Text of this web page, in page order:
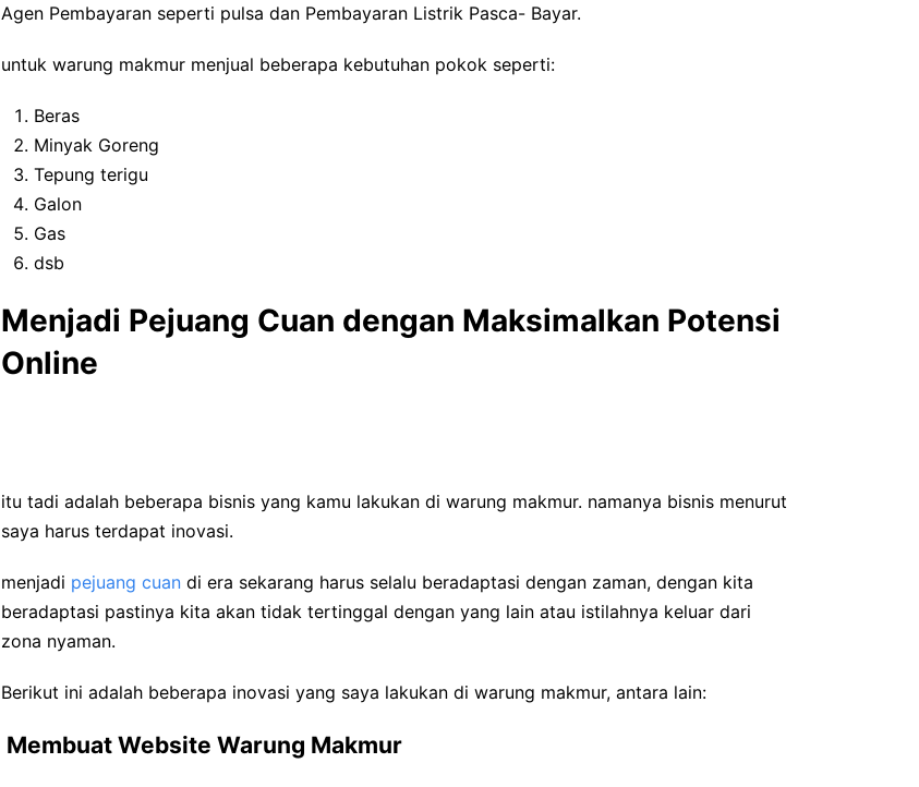
Agen Pembayaran seperti pulsa dan Pembayaran Listrik Pasca- Bayar.
untuk warung makmur menjual beberapa kebutuhan pokok seperti:
Beras
Minyak Goreng
Tepung terigu
Galon
Gas
dsb
Menjadi Pejuang Cuan dengan Maksimalkan Potensi
Online
itu tadi adalah beberapa bisnis yang kamu lakukan di warung makmur. namanya bisnis menurut
saya harus terdapat inovasi.
menjadi pejuang cuan di era sekarang harus selalu beradaptasi dengan zaman, dengan kita
beradaptasi pastinya kita akan tidak tertinggal dengan yang lain atau istilahnya keluar dari
zona nyaman.
Berikut ini adalah beberapa inovasi yang saya lakukan di warung makmur, antara lain:
Membuat Website Warung Makmur